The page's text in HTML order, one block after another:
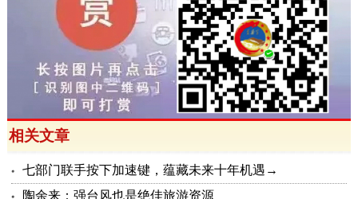
相关文章
七部门联手按下加速键，蕴藏未来十年机遇→
陶余来：强台风也是绝佳旅游资源